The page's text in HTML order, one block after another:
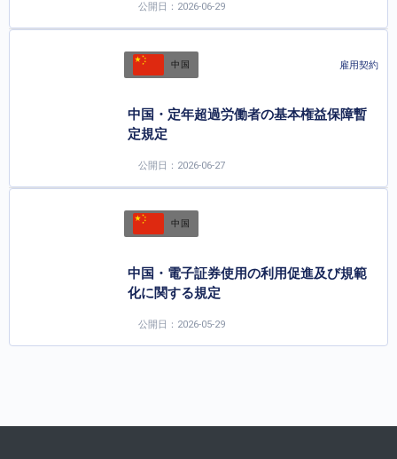
公開日：2026-06-29
中国 雇用契約
中国・定年超過労働者の基本権益保障暫
定規定
公開日：2026-06-27
中国
中国・電子証券使用の利用促進及び規範
化に関する規定
公開日：2026-05-29